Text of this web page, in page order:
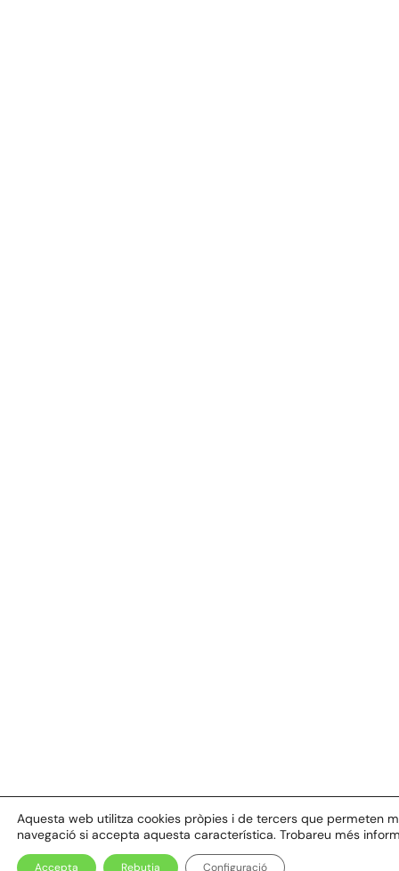
Aquesta web utilitza cookies pròpies i de tercers que permeten
navegació si accepta aquesta característica. Trobareu més
Accepta Rebutja Configuració